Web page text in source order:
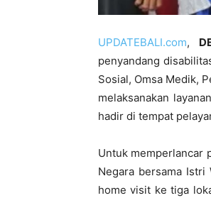
UPDATEBALI.com,
penyandang
Sosial, Omsa Medik,
melaksanakan
hadir di tempat
Untuk memperlancar
Negara bersama Istri
home visit ke tiga